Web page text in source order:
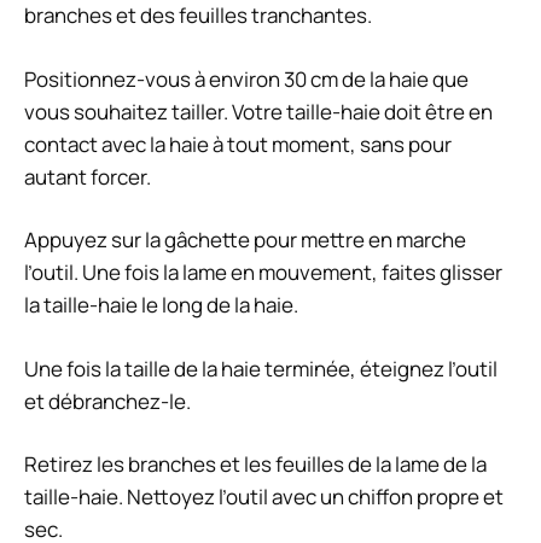
branches et des feuilles tranchantes.
Positionnez-vous à environ 30 cm de la haie que
vous souhaitez tailler. Votre taille-haie doit être en
contact avec la haie à tout moment, sans pour
autant forcer.
Appuyez sur la gâchette pour mettre en marche
l’outil. Une fois la lame en mouvement, faites glisser
la taille-haie le long de la haie.
Une fois la taille de la haie terminée, éteignez l’outil
et débranchez-le.
Retirez les branches et les feuilles de la lame de la
taille-haie. Nettoyez l’outil avec un chiffon propre et
sec.